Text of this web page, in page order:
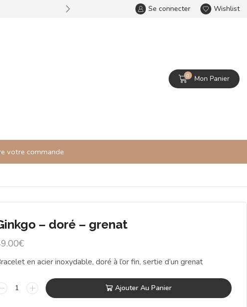
Bienvenue dans notre
Se connecter Wishlist
0 Mon Panier
votre commande
– doré – grenat
€
en acier inoxydable, doré à l’or fin, sertie d’un grenat
Ajouter Au Panier